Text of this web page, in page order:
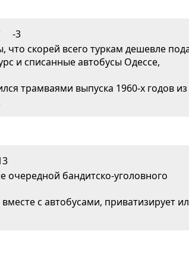
-3
что скорей всего туркам дешевле
и списанные автобусы Одессе,
трамваями выпуска 1960-х годов
очередной бандитско-уголовного
с автобусами, приватизирует